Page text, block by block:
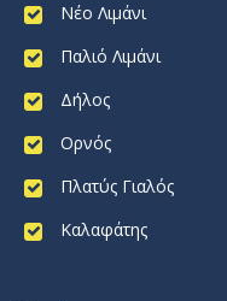
Νέο Λιμάνι
Παλιό Λιμάνι
Δήλος
Ορνός
Πλατύς Γιαλός
Καλαφάτης